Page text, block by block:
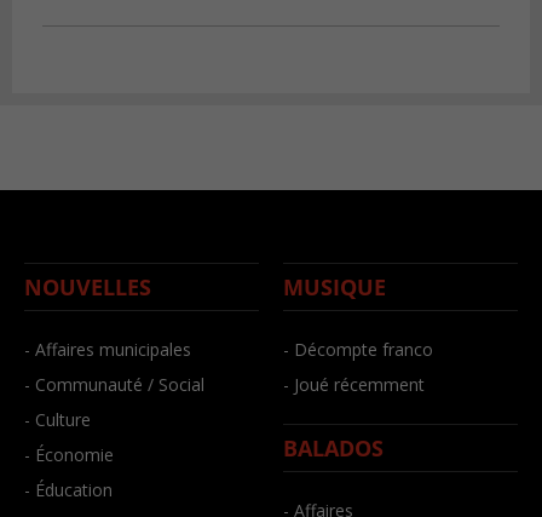
NOUVELLES
- Affaires municipales
- Communauté / Social
- Culture
- Économie
- Éducation
MUSIQUE
- Décompte franco
- Joué récemment
BALADOS
- Affaires